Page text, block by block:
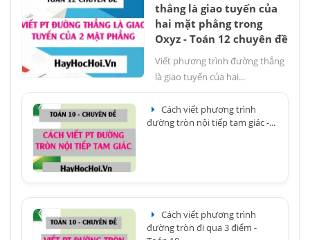
thẳng là giao tuyến của
hai mặt phẳng trong
Oxyz - Toán 12 chuyên đề
Viết phương trình đường thẳng
là giao tuyến của hai...
Cách viết phương trình
đường tròn nội tiếp tam giác -...
Cách viết phương trình
đường tròn đi qua 3 điểm -